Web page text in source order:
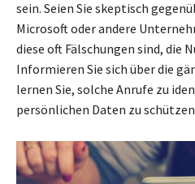
sein. Seien Sie skeptisch
Microsoft oder andere
diese oft Fälschungen sind, die
Informieren Sie sich über die
lernen Sie, solche Anrufe zu
persönlichen Daten zu